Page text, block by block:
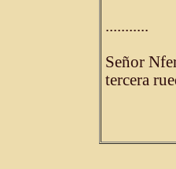
...........
Señor
tercera